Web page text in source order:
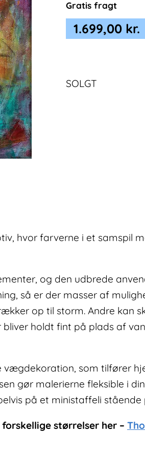
Gratis fragt
1.699,00 kr.
SOLGT
hvor farverne i et samspil
og den udbrede
så er der masser af
op til storm. Andre kan
holdt fint på plads af
vægdekoration, som tilfører
gør malerierne fleksible i
på et ministaffeli
størrelser her –